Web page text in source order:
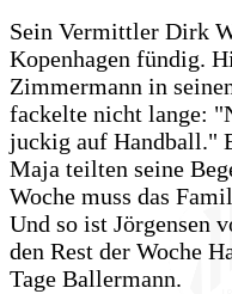
Sein Vermittler Dirk
Kopenhagen fündig.
Zimmermann in
fackelte nicht lange:
juckig auf Handball."
Maja teilten seine
Woche muss das
Und so ist Jörgensen
den Rest der Woche
Tage Ballermann.